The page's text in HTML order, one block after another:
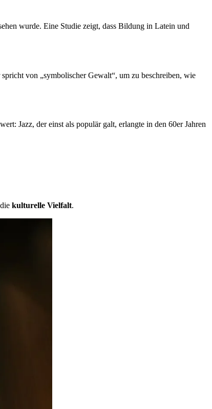
wurde. Eine Studie zeigt, dass Bildung in Latein und
von „symbolischer Gewalt“, um zu beschreiben, wie
Jazz, der einst als populär galt, erlangte in den 60er Jahren
kulturelle Vielfalt.